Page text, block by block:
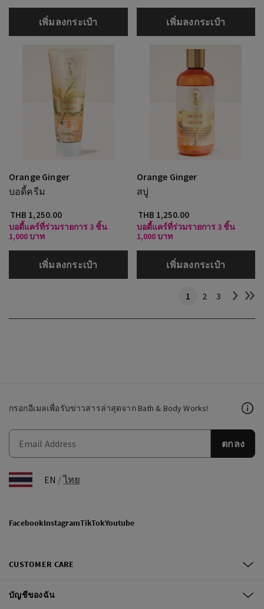
เพิ่มลงกระเป๋า เพิ่มลงกระเป๋า
Orange Ginger
บอดี้ครีม
THB 1,250.00
บอดี้แคร์ที่ร่วมรายการ 3 ชิ้น
1,000 บาท
เพิ่มลงกระเป๋า
Orange Ginger
สบู่
THB 1,250.00
บอดี้แคร์ที่ร่วมรายการ 3 ชิ้น
1,000 บาท
เพิ่มลงกระเป๋า
1 2 3
กรอกอีเมลเพื่อรับข่าวสารล่าสุดจาก Bath & Body Works!
ตกลง
EN /ไทย
FacebookInstagramTikTokYoutube
CUSTOMER CARE
บัญชีของฉัน